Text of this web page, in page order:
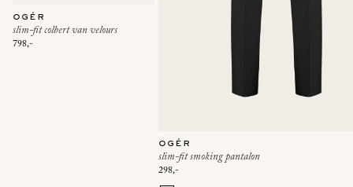
ogér
slim-fit colbert van velours
798,-
ogér
slim-fit smoking pantalon
298,-